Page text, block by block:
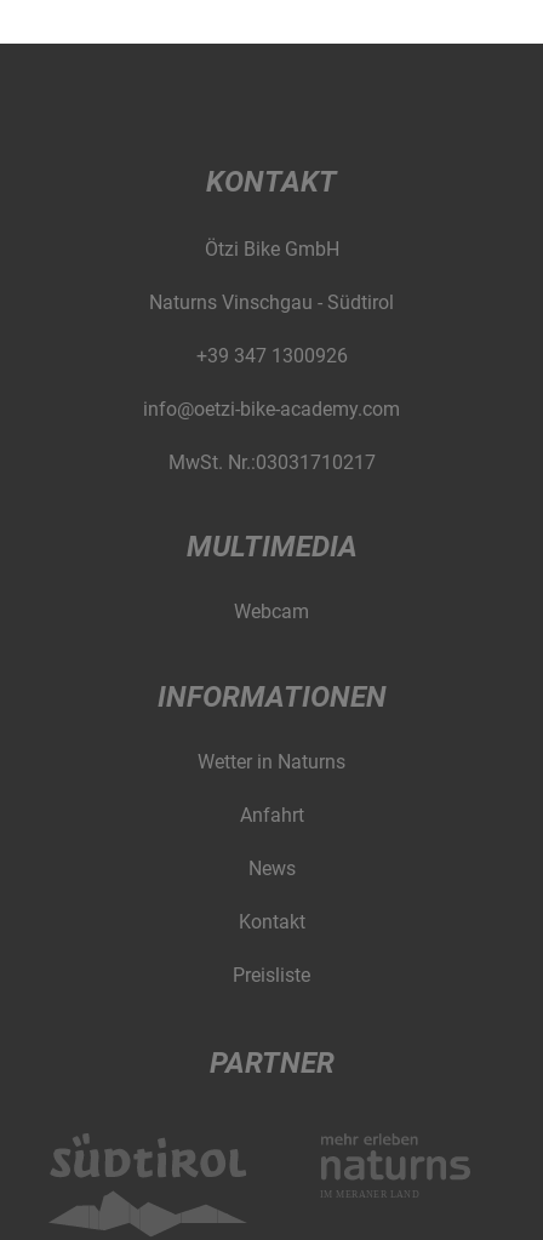
KONTAKT
Ötzi Bike GmbH
Naturns Vinschgau - Südtirol
+39 347 1300926
info@oetzi-bike-academy.com
MwSt. Nr.:03031710217
MULTIMEDIA
Webcam
INFORMATIONEN
Wetter in Naturns
Anfahrt
News
Kontakt
Preisliste
PARTNER